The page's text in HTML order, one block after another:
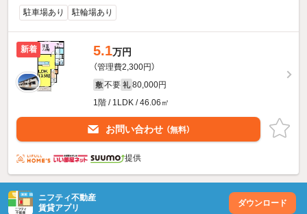
駐車場あり 駐輪場あり
新着 5.1万円
（管理費2,300円）
敷 不要 礼 80,000円
1階 / 1LDK / 46.06㎡
お問い合わせ （無料）
提供
ニフティ不動産
賃貸アプリ
ダウンロード